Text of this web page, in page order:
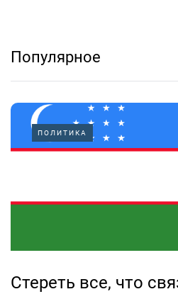
Популярное
ПОЛИТИКА
Стереть все, что